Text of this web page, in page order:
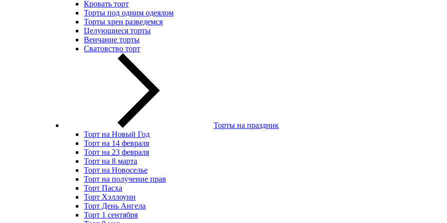
Кровать торт
Торты под одним одеялом
Торты хрен разведемся
Целующиеся торты
Венчание торты
Сватовство торт
Торты на праздник
Торт на Новый Год
Торт на 14 февраля
Торт на 23 февраля
Торт на 8 марта
Торт на Новоселье
Торт на получение прав
Торт Пасха
Торт Хэллоуин
Торт День Ангела
Торт 1 сентября